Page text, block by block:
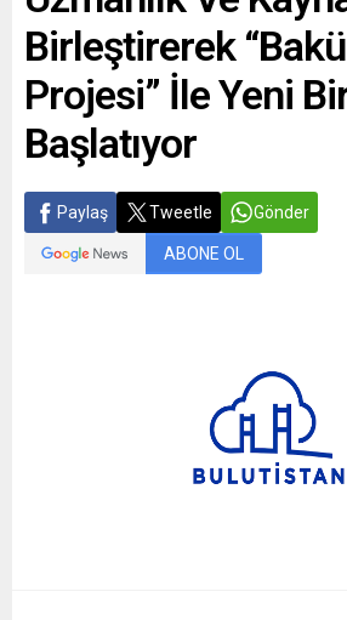
bireyler, göz hareketleriyle
bilgisayarlarını ve
bilgisayara...
Birleştirerek
Projesi” İle Yeni
Başlatıyor
Paylaş Tweetle Gönder
ABONE OL